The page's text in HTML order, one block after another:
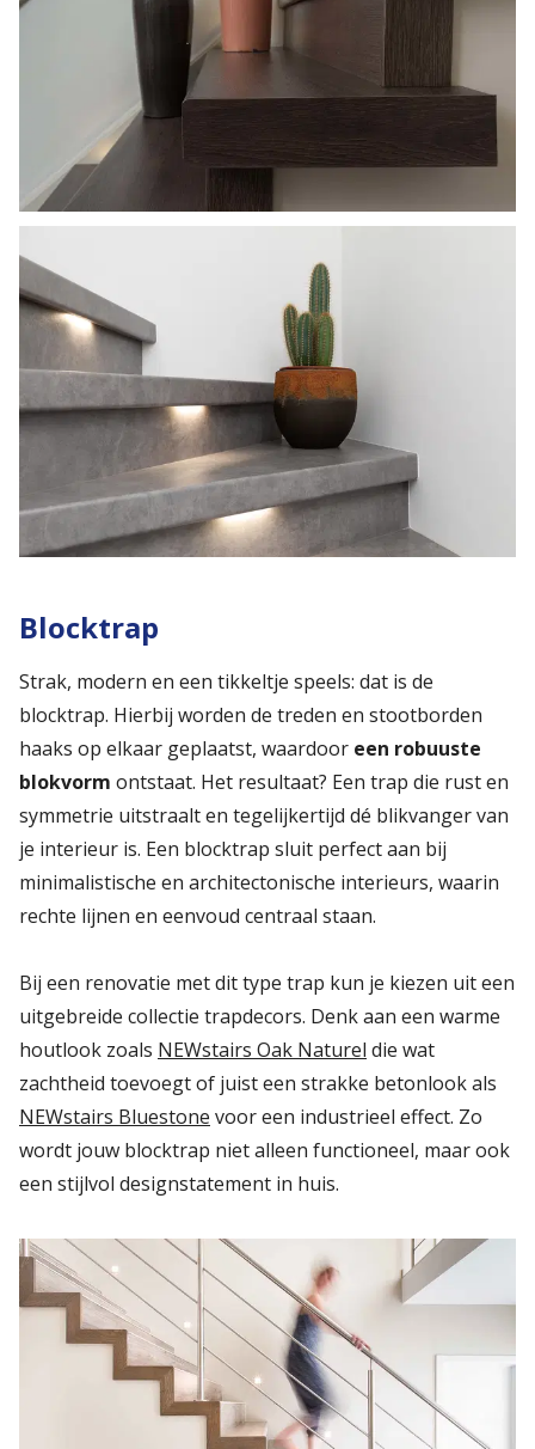
Blocktrap
Strak, modern en een tikkeltje speels: dat is de
blocktrap. Hierbij worden de treden en stootborden
haaks op elkaar geplaatst, waardoor een robuuste
blokvorm ontstaat. Het resultaat? Een trap die rust en
symmetrie uitstraalt en tegelijkertijd dé blikvanger van
je interieur is. Een blocktrap sluit perfect aan bij
minimalistische en architectonische interieurs, waarin
rechte lijnen en eenvoud centraal staan.
Bij een renovatie met dit type trap kun je kiezen uit een
uitgebreide collectie trapdecors. Denk aan een warme
houtlook zoals NEWstairs Oak Naturel die wat
zachtheid toevoegt of juist een strakke betonlook als
NEWstairs Bluestone voor een industrieel effect. Zo
wordt jouw blocktrap niet alleen functioneel, maar ook
een stijlvol designstatement in huis.